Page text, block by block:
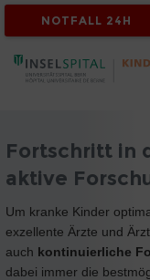
NOTFALL 24H
Fortschritt in
aktive
Um kranke Kinder
exzellente Ärzte und
auch kontinuierliche
dabei immer die